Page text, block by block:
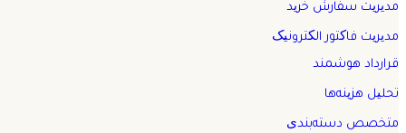
مدیریت سفارش خرید
مدیریت فاکتور الکترونیک
قرارداد هوشمند
تحلیل هزینه‌ها
متخصص دسته‌بندی